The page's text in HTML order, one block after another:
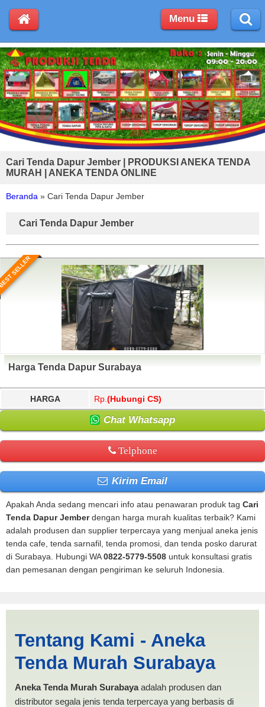
Cari Tenda Dapur Jember | PRODUKSI ANEKA TENDA
MURAH | ANEKA TENDA ONLINE
Beranda » Cari Tenda Dapur Jember
Cari Tenda Dapur Jember
SELLER
Harga Tenda Dapur Surabaya
HARGA Rp. (Hubungi CS)
Chat Whatsapp
Telphone
Kirim Email
Apakah Anda sedang mencari info atau penawaran produk tag Cari
Tenda Dapur Jemberdengan harga murah kualitas terbaik? Kami
adalah produsen dan supplier terpercaya yang menjual aneka jenis
tenda cafe, tenda sarnafil, tenda promosi, dan tenda posko darurat
di Surabaya. Hubungi WA0822-5779-5508 untuk konsultasi gratis
dan pemesanan dengan pengiriman ke seluruh Indonesia.
PRODUKSI ANEKA TENDA
MURAH
Tentang Kami - Aneka
Tenda Murah Surabaya
Aneka Tenda Murah Surabayaadalah produsen dan
distributor segala jenis tenda terpercaya yang berbasis di
Menu